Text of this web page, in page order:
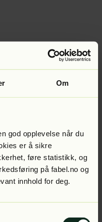
Om
god opplevelse når du
er å sikre
føre statistikk, og
på fabel.no og
innhold for deg.